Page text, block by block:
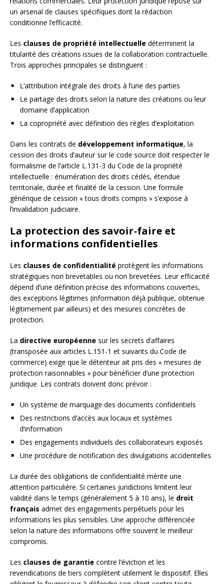
un arsenal de clauses spécifiques dont la rédaction
conditionne l’efficacité.
Les clauses de propriété intellectuelle déterminent la
titularité des créations issues de la collaboration contractuelle.
Trois approches principales se distinguent :
L’attribution intégrale des droits à l’une des parties
Le partage des droits selon la nature des créations ou leur
domaine d’application
La copropriété avec définition des règles d’exploitation
Dans les contrats de développement informatique, la
cession des droits d’auteur sur le code source doit respecter le
formalisme de l’article L.131-3 du Code de la propriété
intellectuelle : énumération des droits cédés, étendue
territoriale, durée et finalité de la cession. Une formule
générique de cession « tous droits compris » s’expose à
l’invalidation judiciaire.
La protection des savoir-faire et
informations confidentielles
Les clauses de confidentialité protègent les informations
stratégiques non brevetables ou non brevetées. Leur efficacité
dépend d’une définition précise des informations couvertes,
des exceptions légitimes (information déjà publique, obtenue
légitimement par ailleurs) et des mesures concrètes de
protection.
La directive européenne sur les secrets d’affaires
(transposée aux articles L.151-1 et suivants du Code de
commerce) exige que le détenteur ait pris des « mesures de
protection raisonnables » pour bénéficier d’une protection
juridique. Les contrats doivent donc prévoir :
Un système de marquage des documents confidentiels
Des restrictions d’accès aux locaux et systèmes
d’information
Des engagements individuels des collaborateurs exposés
Une procédure de notification des divulgations accidentelles
La durée des obligations de confidentialité mérite une
attention particulière. Si certaines juridictions limitent leur
validité dans le temps (généralement 5 à 10 ans), le droit
français admet des engagements perpétuels pour les
informations les plus sensibles. Une approche différenciée
selon la nature des informations offre souvent le meilleur
compromis.
Les clauses de garantie contre l’éviction et les
revendications de tiers complètent utilement le dispositif. Elles